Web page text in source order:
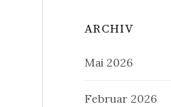
ARCHIV
Mai 2026
Februar 2026